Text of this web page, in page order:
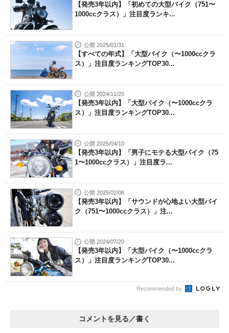
ちょっと気になるネットの話題【発売3年以内】「初めての大型バイク（751〜
1000ccクラス）」注目度ランキ...
公開 2025/01/31
【すべての年式】「大型バイク（〜1000ccクラ
ス）」注目度ランキングTOP30...
公開 2024/11/20
【発売3年以内】「大型バイク（〜1000ccクラ
ス）」注目度ランキングTOP30...
公開 2025/04/10
【発売3年以内】「男子にモテる大型バイク（75
1〜1000ccクラス）」注目度ラ...
公開 2025/02/06
【発売3年以内】「サウンドが心地よい大型バイ
ク（751〜1000ccクラス）」注...
公開 2024/07/20
【発売3年以内】「大型バイク（〜1000ccクラ
ス）」注目度ランキングTOP30...
Recommended by
コメントを見る／書く